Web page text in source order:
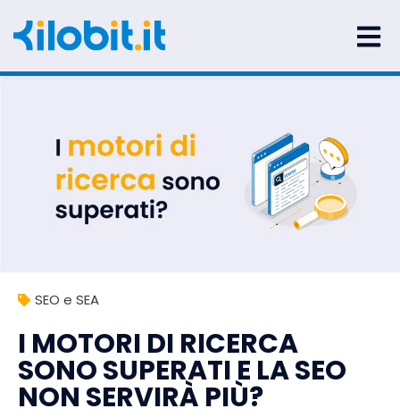
SEO e SEA
I MOTORI DI RICERCA
SONO SUPERATI E LA SEO
NON SERVIRÀ PIÙ?